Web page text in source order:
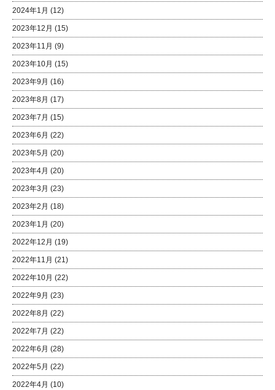
2024年1月 (12)
2023年12月 (15)
2023年11月 (9)
2023年10月 (15)
2023年9月 (16)
2023年8月 (17)
2023年7月 (15)
2023年6月 (22)
2023年5月 (20)
2023年4月 (20)
2023年3月 (23)
2023年2月 (18)
2023年1月 (20)
2022年12月 (19)
2022年11月 (21)
2022年10月 (22)
2022年9月 (23)
2022年8月 (22)
2022年7月 (22)
2022年6月 (28)
2022年5月 (22)
2022年4月 (10)